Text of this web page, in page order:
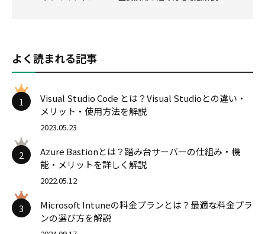
よく読まれる記事
1
Visual Studio Code とは？Visual Studioとの違い・
メリット・使用方法を解説
2023.05.23
2
Azure Bastionとは？踏み台サーバーの仕組み・機
能・メリットを詳しく解説
2022.05.12
3
Microsoft Intuneの料金プランとは？最適な料金プラ
ンの選び方を解説